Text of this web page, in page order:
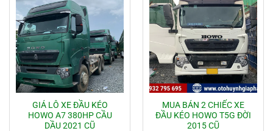
GIÁ LÔ XE ĐẦU KÉO
HOWO A7 380HP CẦU
DẦU 2021 CŨ
MUA BÁN 2 CHIẾC XE
ĐẦU KÉO HOWO T5G ĐỜI
2015 CŨ